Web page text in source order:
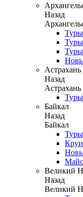
Назад
Астрахань
Назад
Астрахань
Байкал
Назад
Байкал
Великий
Назад
Великий